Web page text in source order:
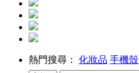
熱門搜尋： 化妝品 手機殼